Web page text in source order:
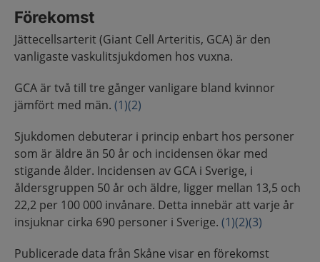
Förekomst
Jättecellsarterit (Giant Cell Arteritis, GCA) är den
vanligaste vaskulitsjukdomen hos vuxna.
GCA är två till tre gånger vanligare bland kvinnor
jämfört med män. (1)(2)
Sjukdomen debuterar i princip enbart hos personer
som är äldre än 50 år och incidensen ökar med
stigande ålder. Incidensen av GCA i Sverige, i
åldersgruppen 50 år och äldre, ligger mellan 13,5 och
22,2 per 100 000 invånare. Detta innebär att varje år
insjuknar cirka 690 personer i Sverige. (1)(2)(3)
Publicerade data från Skåne visar en förekomst